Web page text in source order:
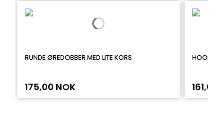
RUNDE ØREDOBBER MED LITE KORS
175,00 NOK
HOOP
161,00